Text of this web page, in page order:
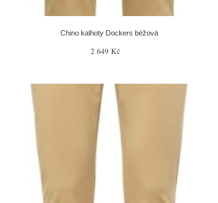
Chino kalhoty Dockers béžová
2 649 Kč